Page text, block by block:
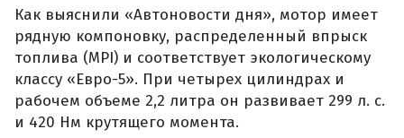
Как выяснили «Автоновости дня», мотор имеет
рядную компоновку, распределенный впрыск
топлива (MPI) и соответствует экологическому
классу «Евро-5». При четырех цилиндрах и
рабочем объеме 2,2 литра он развивает 299 л. с.
и 420 Нм крутящего момента.